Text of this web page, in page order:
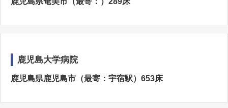
鹿児島大学病院
鹿児島県鹿児島市（最寄：宇宿駅）653床